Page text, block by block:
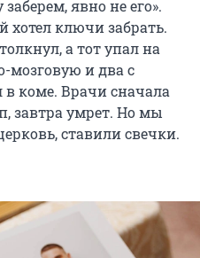
явно не его».
хотел ключи забрать.
а тот упал на
мозговую и два с
коме. Врачи сначала
завтра умрет. Но мы
ставили свечки.